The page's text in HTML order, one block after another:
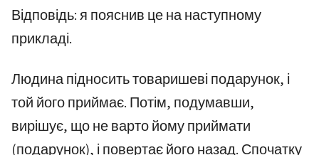
Відповідь: я пояснив це на наступному
прикладі.
Людина підносить товаришеві подарунок, і
той його приймає. Потім, подумавши,
вирішує, що не варто йому приймати
(подарунок), і повертає його назад. Спочатку